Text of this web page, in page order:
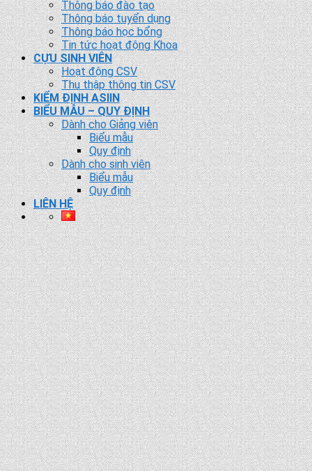
Thông báo đào tạo
Thông báo tuyển dụng
Thông báo học bổng
Tin tức hoạt động Khoa
CỰU SINH VIÊN
Hoạt động CSV
Thu thập thông tin CSV
KIỂM ĐỊNH ASIIN
BIỂU MẪU – QUY ĐỊNH
Dành cho Giảng viên
Biểu mẫu
Quy định
Dành cho sinh viên
Biểu mẫu
Quy định
LIÊN HỆ